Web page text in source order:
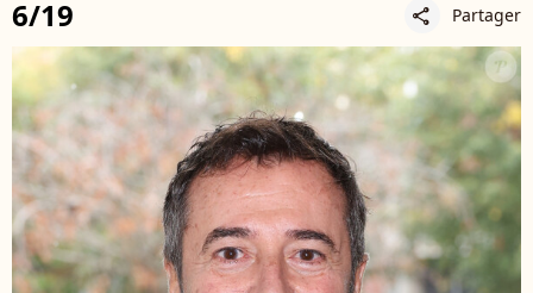
6/19 share Partager